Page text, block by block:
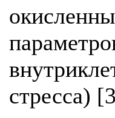
стресса)